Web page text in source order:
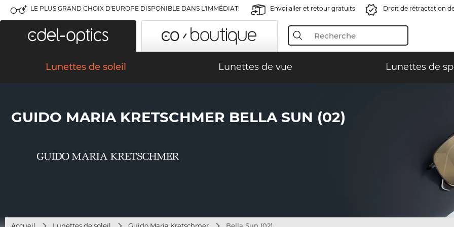
LE PLUS GRAND CHOIX D'EUROPE DISPONIBLE DANS L'IMMÉDIAT! Envoi aller et retour gratuits Droit de rétractation
Lunettes de soleil Lunettes de vue Lunettes de
GUIDO MARIA KRETSCHMER BELLA SUN (02)